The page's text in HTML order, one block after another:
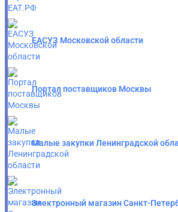
ЕАСУЗ Московской области
Портал поставщиков Москвы
Малые закупки Ленинградской
Электронный магазин Санкт-